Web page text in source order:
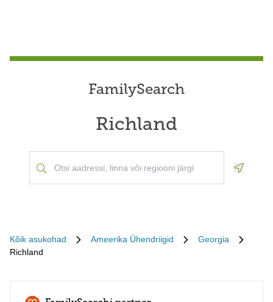
FamilySearch
Richland
Kõik asukohad Ameerika Ühendriigid
Georgia
Richland